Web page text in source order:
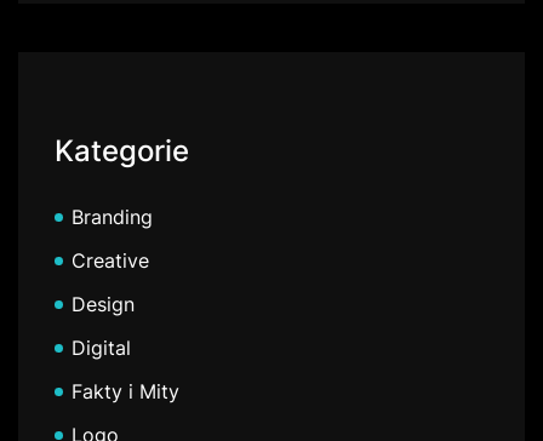
Kategorie
Branding
Creative
Design
Digital
Fakty i Mity
Logo